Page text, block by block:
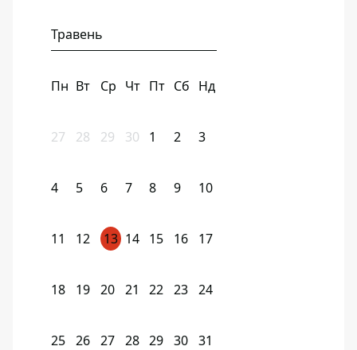
Травень
Пн Вт Ср Чт Пт Сб Нд
27 28 29 30 1 2 3
4 5 6 7 8 9 10
11 12 13 14 15 16 17
18 19 20 21 22 23 24
25 26 27 28 29 30 31